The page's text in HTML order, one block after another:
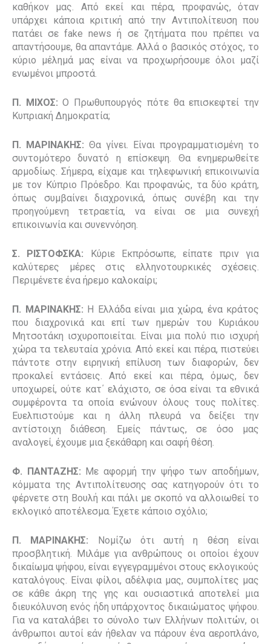
καθήκον μας. Από εκεί και πέρα, προφανώς, όταν
υπάρχει κάποια κριτική από την Αντιπολίτευση που
πατάει σεfake news ή σε ζητήματα που πρέπει να
απαντήσουμε, θα απαντάμε. Αλλά ο βασικός στόχος, το
κύριο μέλημά μας είναι να προχωρήσουμε όλοι μαζί
ενωμένοι μπροστά.
Π. ΜΙΧΟΣ:Ο Πρωθυπουργός πότε θα επισκεφτεί την
Κυπριακή Δημοκρατία;
Π. ΜΑΡΙΝΑΚΗΣ: Θα γίνει. Είναι προγραμματισμένη το
συντομότερο δυνατό η επίσκεψη. Θα ενημερωθείτε
αρμοδίως. Σήμερα, είχαμε και τηλεφωνική επικοινωνία
με τον Κύπριο Πρόεδρο. Και προφανώς, τα δύο κράτη,
όπως συμβαίνει διαχρονικά, όπως συνέβη και την
προηγούμενη τετραετία, να είναι σε μια συνεχή
επικοινωνία και συνεννόηση.
Σ. ΡΙΣΤΟΦΣΚΑ: Κύριε Εκπρόσωπε, είπατε πριν για
καλύτερες μέρες στις ελληνοτουρκικές σχέσεις.
Περιμένετε ένα ήρεμο καλοκαίρι;
Π. ΜΑΡΙΝΑΚΗΣ: Η Ελλάδα είναι μια χώρα, ένα κράτος
που διαχρονικά και επί των ημερών του Κυριάκου
Μητσοτάκη ισχυροποιείται. Είναι μια πολύ πιο ισχυρή
χώρα τα τελευταία χρόνια. Από εκεί και πέρα, πιστεύει
πάντοτε στην ειρηνική επίλυση των διαφορών, δεν
προκαλεί εντάσεις. Από εκεί και πέρα, όμως, δεν
υποχωρεί, ούτε κατ΄ ελάχιστο, σε όσα είναι τα εθνικά
συμφέροντα τα οποία ενώνουν όλους τους πολίτες.
Ευελπιστούμε και η άλλη πλευρά να δείξει την
αντίστοιχη διάθεση. Εμείς πάντως, σε όσο μας
αναλογεί, έχουμε μια ξεκάθαρη και σαφή θέση.
Φ. ΠΑΝΤΑΖΗΣ: Με αφορμή την ψήφο των αποδήμων,
κόμματα της Αντιπολίτευσης σας κατηγορούν ότι το
φέρνετε στη Βουλή και πάλι με σκοπό να αλλοιωθεί το
εκλογικό αποτέλεσμα. Έχετε κάποιο σχόλιο;
Π. ΜΑΡΙΝΑΚΗΣ: Νομίζω ότι αυτή η θέση είναι
προσβλητική. Μιλάμε για ανθρώπους οι οποίοι έχουν
δικαίωμα ψήφου, είναι εγγεγραμμένοι στους εκλογικούς
καταλόγους. Είναι φίλοι, αδέλφια μας, συμπολίτες μας
σε κάθε άκρη της γης και ουσιαστικά αποτελεί μια
διευκόλυνση ενός ήδη υπάρχοντος δικαιώματος ψήφου.
Για να καταλάβει το σύνολο των Ελλήνων πολιτών, οι
άνθρωποι αυτοί εάν ήθελαν να πάρουν ένα αεροπλάνο,